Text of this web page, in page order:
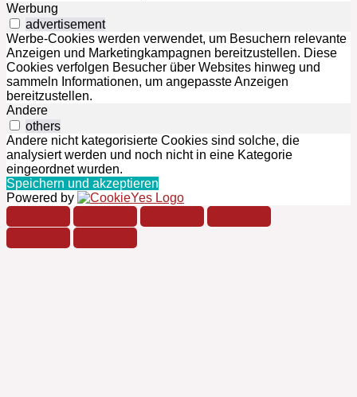
Werbung
advertisement
Werbe-Cookies werden verwendet, um Besuchern relevante
Anzeigen und Marketingkampagnen bereitzustellen. Diese
Cookies verfolgen Besucher über Websites hinweg und
sammeln Informationen, um angepasste Anzeigen
bereitzustellen.
Andere
others
Andere nicht kategorisierte Cookies sind solche, die
analysiert werden und noch nicht in eine Kategorie
eingeordnet wurden.
Speichern und akzeptieren
Powered by